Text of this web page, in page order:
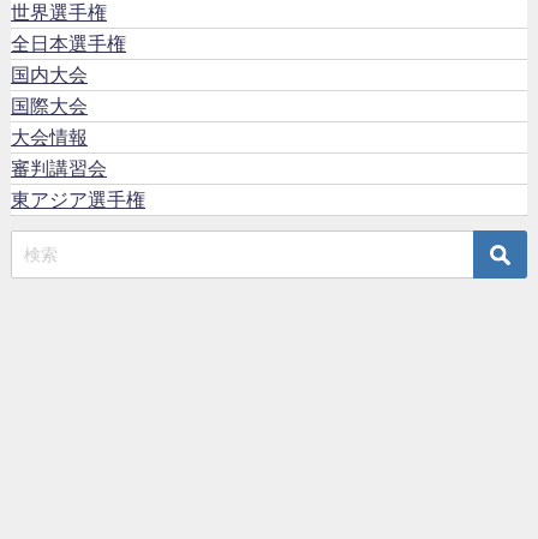
世界選手権
全日本選手権
国内大会
国際大会
大会情報
審判講習会
東アジア選手権